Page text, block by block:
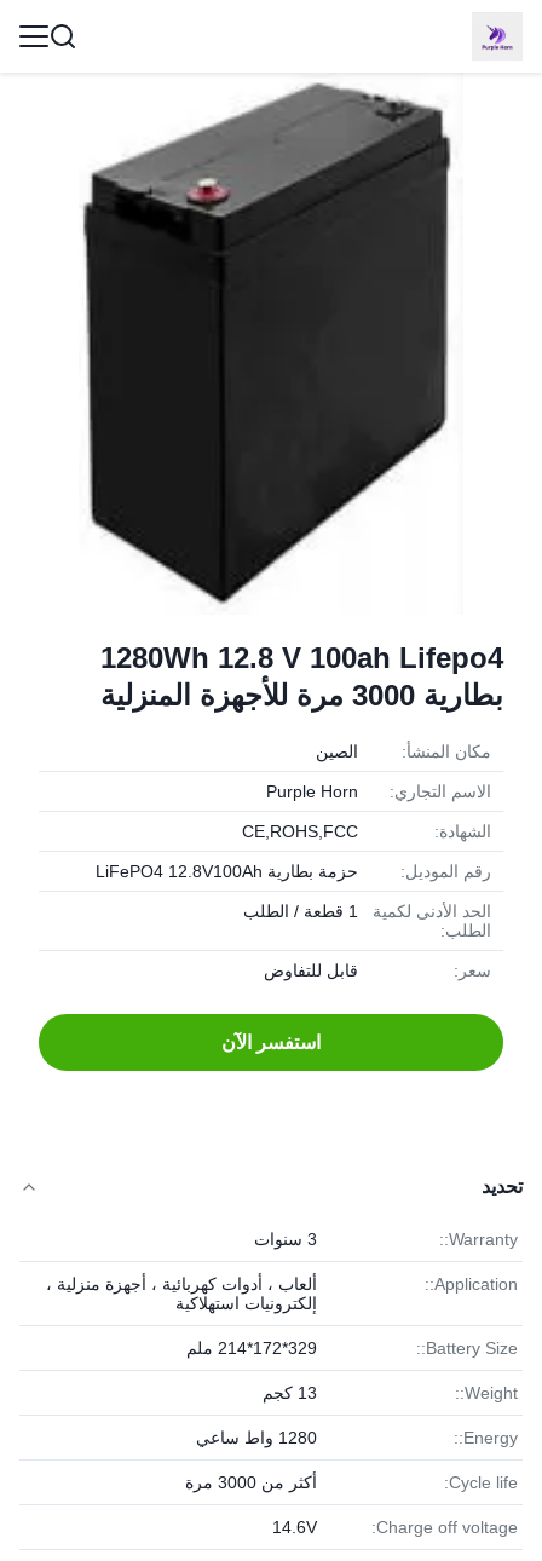
1280Wh 12.8 V 100ah Lifepo4
بطارية 3000 مرة للأجهزة المنزلية
مكان المنشأ: الصين
الاسم التجاري: Purple Horn
الشهادة: CE,ROHS,FCC
رقم الموديل: حزمة بطارية LiFePO4 12.8V100Ah
الحد الأدنى لكمية
الطلب:
1 قطعة / الطلب
سعر: قابل للتفاوض
استفسر الآن
تحديد
Warranty:: 3 سنوات
Application::
ألعاب ، أدوات كهربائية ، أجهزة منزلية ،
إلكترونيات استهلاكية
Battery Size:: 329*172*214 ملم
Weight:: 13 كجم
Energy:: 1280 واط ساعي
Cycle life: أكثر من 3000 مرة
Charge off voltage:
14.6V